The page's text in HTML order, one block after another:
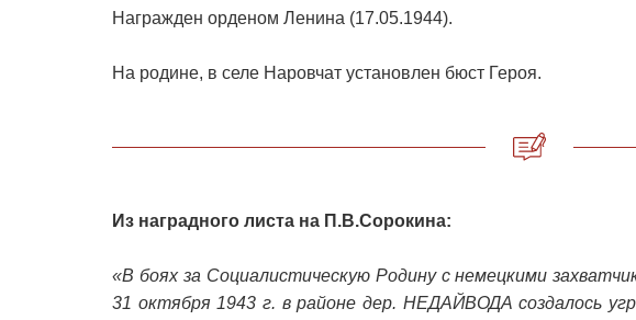
Награжден орденом Ленина (17.05.1944).
На родине, в селе Наровчат установлен бюст Героя.
Из наградного листа на П.В.Сорокина:
«В боях за Социалистическую Родину с немецкими
31 октября 1943 г. в районе дер. НЕДАЙВОДА создалось